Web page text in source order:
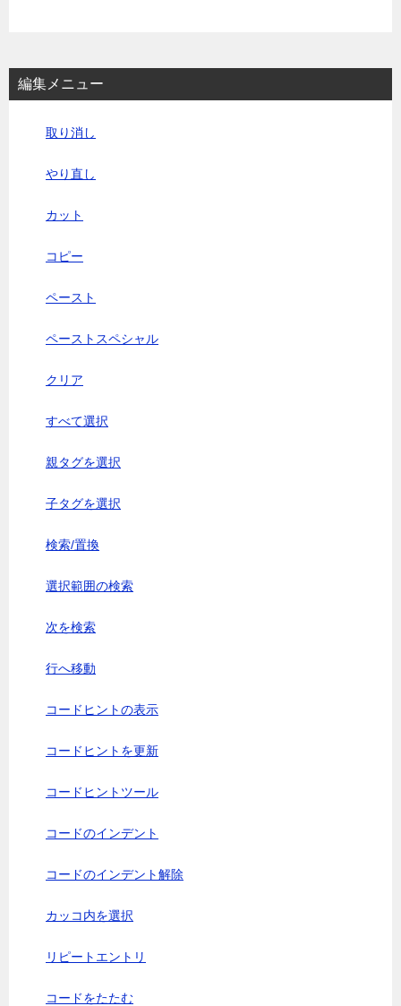
編集メニュー
取り消し
やり直し
カット
コピー
ペースト
ペーストスペシャル
クリア
すべて選択
親タグを選択
子タグを選択
検索/置換
選択範囲の検索
次を検索
行へ移動
コードヒントの表示
コードヒントを更新
コードヒントツール
コードのインデント
コードのインデント解除
カッコ内を選択
リピートエントリ
コードをたたむ